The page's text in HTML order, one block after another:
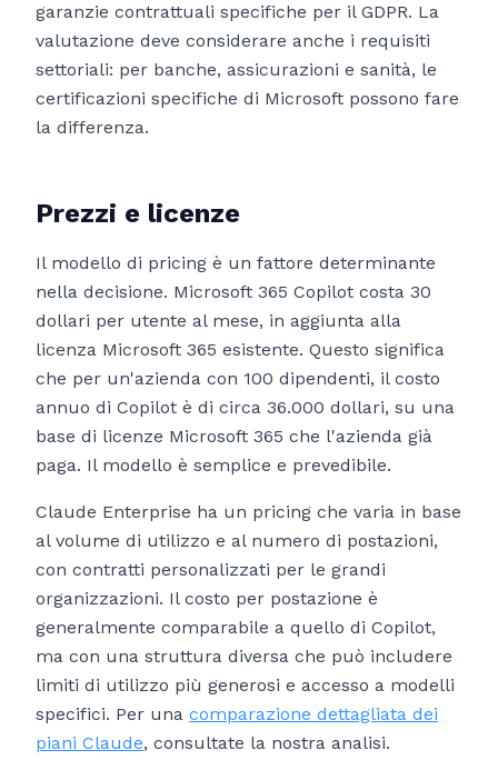
garanzie contrattuali specifiche per il GDPR. La
valutazione deve considerare anche i requisiti
settoriali: per banche, assicurazioni e sanità, le
certificazioni specifiche di Microsoft possono fare
la differenza.
Prezzi e licenze
Il modello di pricing è un fattore determinante
nella decisione. Microsoft 365 Copilot costa 30
dollari per utente al mese, in aggiunta alla
licenza Microsoft 365 esistente. Questo significa
che per un'azienda con 100 dipendenti, il costo
annuo di Copilot è di circa 36.000 dollari, su una
base di licenze Microsoft 365 che l'azienda già
paga. Il modello è semplice e prevedibile.
Claude Enterprise ha un pricing che varia in base
al volume di utilizzo e al numero di postazioni,
con contratti personalizzati per le grandi
organizzazioni. Il costo per postazione è
generalmente comparabile a quello di Copilot,
ma con una struttura diversa che può includere
limiti di utilizzo più generosi e accesso a modelli
specifici. Per una comparazione dettagliata dei
piani Claude, consultate la nostra analisi.